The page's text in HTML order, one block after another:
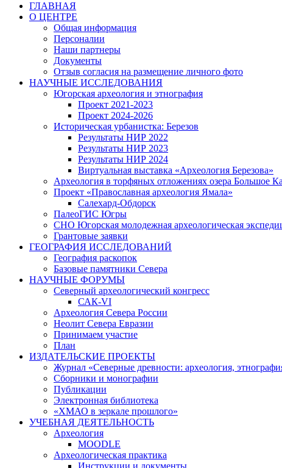
ГЛАВНАЯ
О ЦЕНТРЕ
Общая информация
Персоналии
Наши партнеры
Документы
Отзыв согласия на размещение личного фото
НАУЧНЫЕ ИССЛЕДОВАНИЯ
Югорская археология и этнография
Проект 2021-2023
Проект 2024-2026
Историческая урбанистка: Березов
Результаты НИР 2022
Результаты НИР 2023
Результаты НИР 2024
Виртуальная выставка «Археология Березова»
Археология в торфяных отложениях озера Большое
Проект «Православная археология Ямала»
Салехард-Обдорск
ПалеоГИС Югры
СНО Югорская молодежная археологическая
Грантовые заявки
ГЕОГРАФИЯ ИССЛЕДОВАНИЙ
География раскопок
Базовые памятники Севера
НАУЧНЫЕ ФОРУМЫ
Северный археологический конгресс
САК-VI
Археология Севера России
Неолит Севера Евразии
Принимаем участие
План
ИЗДАТЕЛЬСКИЕ ПРОЕКТЫ
Журнал «Северные древности: археология,
Сборники и монографии
Публикации
Электронная библиотека
«ХМАО в зеркале прошлого»
УЧЕБНАЯ ДЕЯТЕЛЬНОСТЬ
Археология
MOODLE
Археологическая практика
Инструкции и документы